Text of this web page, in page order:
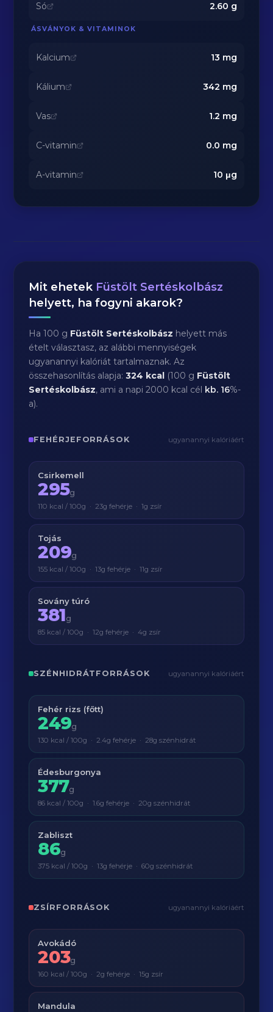
Só 2.60 g
ÁSVÁNYOK & VITAMINOK
Kalcium 13 mg
Kálium 342 mg
Vas 1.2 mg
C-vitamin 0.0 mg
A-vitamin 10 μg
Mit ehetek Füstölt Sertéskolbász
helyett, ha fogyni akarok?
Ha 100 g Füstölt Sertéskolbász helyett más
ételt választasz, az alábbi mennyiségek
ugyanannyi kalóriát tartalmaznak. Az
összehasonlítás alapja:324 kcal (100 g Füstölt
Sertéskolbász, ami a napi 2000 kcal cél kb. 16%-
a).
FEHÉRJEFORRÁSOK ugyanannyi kalóriáért
Csirkemell
295g
110 kcal / 100g · 23g fehérje · 1g zsír
Tojás
209g
155 kcal / 100g · 13g fehérje · 11g zsír
Sovány túró
381g
85 kcal / 100g · 12g fehérje · 4g zsír
SZÉNHIDRÁTFORRÁSOK ugyanannyi kalóriáért
Fehér rizs (főtt)
249g
130 kcal / 100g · 2.4g fehérje · 28g szénhidrát
Édesburgonya
377g
86 kcal / 100g · 1.6g fehérje · 20g szénhidrát
Zabliszt
86g
375 kcal / 100g · 13g fehérje · 60g szénhidrát
ZSÍRFORRÁSOK ugyanannyi kalóriáért
Avokádó
203g
160 kcal / 100g · 2g fehérje · 15g zsír
Mandula